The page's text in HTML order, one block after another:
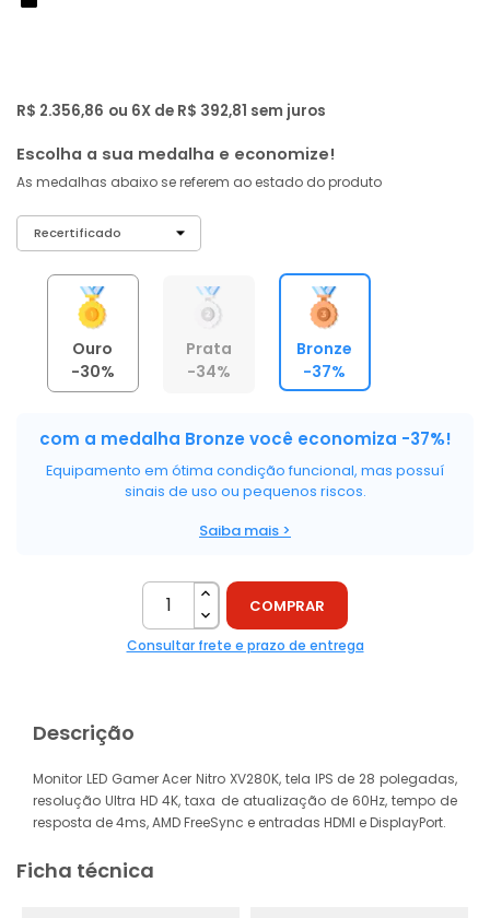
R$ 2.356,86 ou 6X de R$ 392,81 sem juros
Escolha a sua medalha e economize!
As medalhas abaixo se referem ao estado do produto
Ouro
-30%
Prata
-34%
Bronze
-37%
com a medalha Bronze você economiza -37%!
Equipamento em ótima condição funcional, mas possuí
sinais de uso ou pequenos riscos.
Saiba mais >
COMPRAR
Consultar frete e prazo de entrega
Descrição
Monitor LED Gamer Acer Nitro XV280K, tela IPS de 28 polegadas,
resolução Ultra HD 4K, taxa de atualização de 60Hz, tempo de
resposta de 4ms, AMD FreeSync e entradas HDMI e DisplayPort.
Ficha técnica